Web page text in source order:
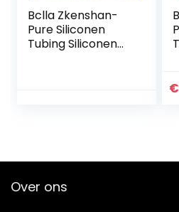
Bclla Zkenshan-
Pure Siliconen
Tubing Siliconen
€
Over ons